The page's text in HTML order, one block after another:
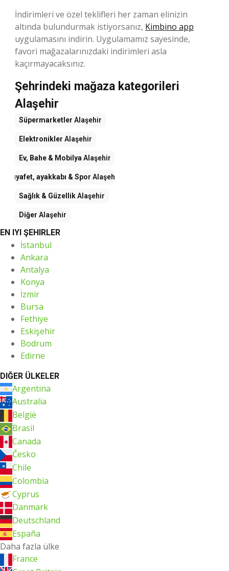
İndirimleri ve özel teklifleri her zaman elinizin
altında bulundurmak istiyorsanız, Kimbino app
uygulamasını indirin. Uygulamamız sayesinde,
favori mağazalarınızdaki indirimleri asla
kaçırmayacaksınız.
Şehrindeki mağaza kategorileri
Alaşehir
Süpermarketler Alaşehir
Elektronikler Alaşehir
Ev, Bahe & Mobilya Alaşehir
Kıyafet, ayakkabı & Spor Alaşehir
Sağlık & GüzellikAlaşehir
Diğer Alaşehir
EN IYI ŞEHIRLER
İstanbul
Ankara
Antalya
Konya
İzmir
Bursa
Fethiye
Eskişehir
Bodrum
Edirne
DIĞER ÜLKELER
Argentina
Australia
België
Brasil
Canada
Česko
Chile
Colombia
Cyprus
Danmark
Deutschland
España
Daha fazla ülke
France